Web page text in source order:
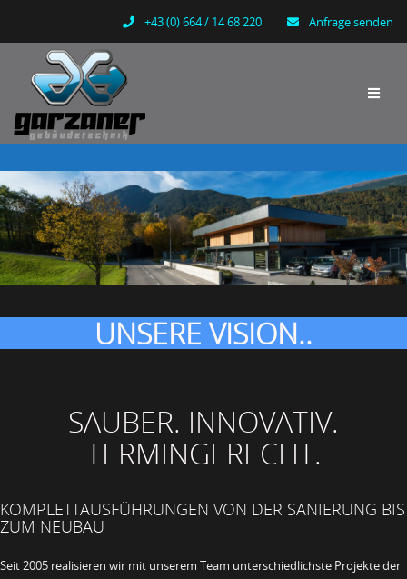
+43 (0) 664 / 14 68 220 Anfrage senden
UNSERE VISION..
SAUBER. INNOVATIV.
TERMINGERECHT.
KOMPLETTAUSFÜHRUNGEN VON DER SANIERUNG BIS
ZUM NEUBAU
Seit 2005 realisieren wir mit unserem Team unterschiedlichste Projekte der